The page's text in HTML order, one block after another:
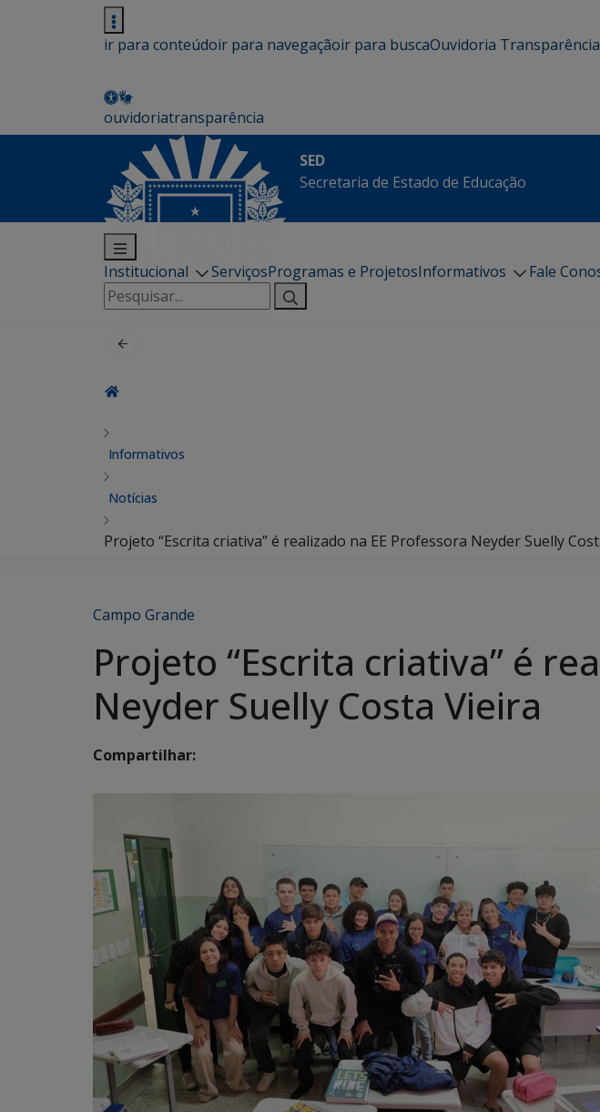
ir para conteúdoir para navegaçãoir para buscaOuvidoria Transparência
ouvidoriatransparência
SED
Secretaria de Estado de Educação
Institucional ServiçosProgramas e ProjetosInformativos Fale
Pesquisar
por:
Informativos
Notícias
Projeto “Escrita criativa” é realizado na EE Professora Neyder Suelly
Campo Grande
Projeto “Escrita criativa” é
Neyder Suelly Costa Vieira
Compartilhar: